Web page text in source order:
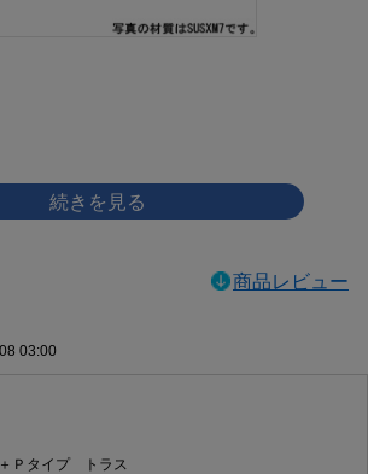
商品レビュー
03:00
Ｐタイプ トラス